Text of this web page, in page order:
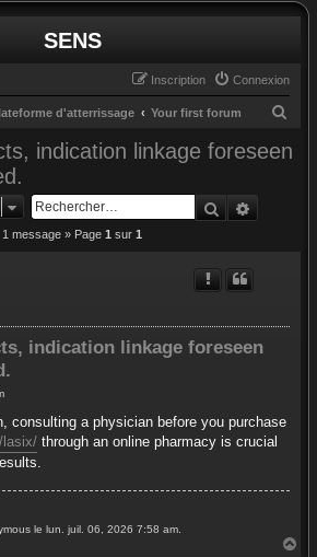
SENS
Connexion
Inscription
d'atterrissage Your first forum
indication linkage foreseen
Rechercher
1 message » Page 1 sur 1
indication linkage foreseen
consulting a physician before you purchase
lasix/ through an online pharmacy is crucial
le lun. juil. 06, 2026 7:58 am.